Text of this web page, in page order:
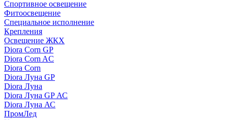
Спортивное освещение
Фитоосвещение
Специальное исполнение
Крепления
Освещение ЖКХ
Diora Corn GP
Diora Corn AC
Diora Corn
Diora Луна GP
Diora Луна
Diora Луна GP АС
Diora Луна АС
ПромЛед